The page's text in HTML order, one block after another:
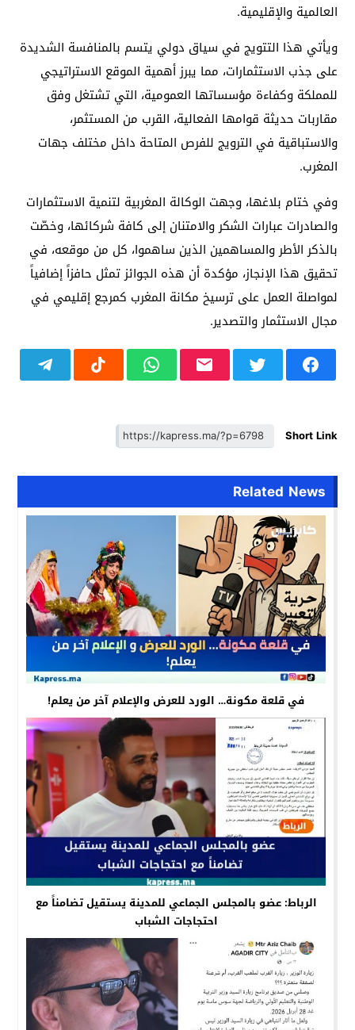
العالمية والإقليمية.
ويأتي هذا التتويج في سياق دولي يتسم بالمنافسة الشديدة
على جذب الاستثمارات، مما يبرز أهمية الموقع الاستراتيجي
للمملكة وكفاءة مؤسساتها العمومية، التي تشتغل وفق
مقاربات حديثة قوامها الفعالية، القرب من المستثمر،
والاستباقية في الترويج للفرص المتاحة داخل مختلف جهات
المغرب.
وفي ختام بلاغها، وجهت الوكالة المغربية لتنمية الاستثمارات
والصادرات عبارات الشكر والامتنان إلى كافة شركائها، وخصّت
بالذكر الأطر والمساهمين الذين ساهموا، كل من موقعه، في
تحقيق هذا الإنجاز، مؤكدة أن هذه الجوائز تمثل حافزاً إضافياً
لمواصلة العمل على ترسيخ مكانة المغرب كمرجع إقليمي في
مجال الاستثمار والتصدير.
Short Link
Related News
في قلعة مكونة… الورد للعرض والإعلام آخر من يعلم!
الرباط: عضو بالمجلس الجماعي للمدينة يستقيل تضامناً مع
احتجاجات الشباب